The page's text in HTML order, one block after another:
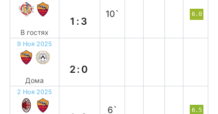
В гостях
1:3
10` 6.0
9 Ноя 2025
Дома
2:0
2 Ноя 2025
6` 6.5